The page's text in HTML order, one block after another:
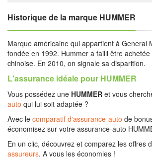
Historique de la marque HUMMER
Marque américaine qui appartient à General
fondée en 1992. Hummer a failli être
chinoise. En 2010, on signale sa disparition.
L'assurance idéale pour HUMMER
Vous possédez une HUMMER et vous
auto qui lui soit adaptée ?
Avec le comparatif d'assurance-auto de
économisez sur votre assurance-auto
En un clic, découvrez et comparez les offres
assureurs. A vous les économies !